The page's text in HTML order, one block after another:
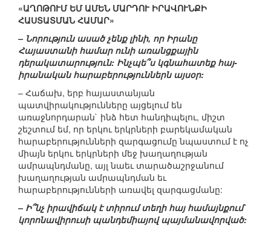
«ԱՂՈԹՈՒՄ ԵՄ ԱՄԵՆ ՄԱՐԴՈՒ ԻՐԱՎՈՒՆՔԻ
ՀԱՍՏԱՏՄԱՆ ՀԱՄԱՐ»
– Նորություն ասած չենք լինի, որ Իրանը
Հայաստանի համար ունի առանցքային
դերակատարություն: Ինչպե՞ս կգնահատեք հայ-
իրանական հարաբերություններն այսօր:
– Հաճախ, երբ հայաստանյան
պատվիրակությունները այցելում են
առաջնորդարան` ինձ հետ հանդիպելու, միշտ
շեշտում եմ, որ երկու երկրների բարեկամական
հարաբերությունների զարգացումը նպաստում է ոչ
միայն երկու երկրների մեջ խաղաղության
ամրապնդմանը, այլ նաեւ տարածաշրջանում
խաղաղության ամրապնդման եւ
հարաբերությունների առավել զարգացմանը:
– Ի՞նչ իրավիճակ է տիրում տեղի հայ համայնքում`
կորոնավիրուսի պանդեմիայով պայմանավորված: